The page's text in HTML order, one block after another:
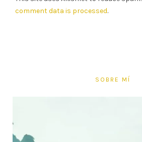
comment data is processed.
SOBRE MÍ